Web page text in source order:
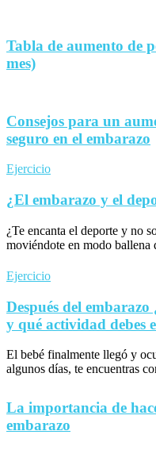
Tabla de aumento de
mes)
Consejos para un
seguro en el embarazo
Ejercicio
¿El embarazo y el
¿Te encanta el deporte y no
moviéndote en modo ballena
Ejercicio
Después del
y qué actividad debes
El bebé finalmente llegó y
algunos días, te encuentras
La importancia de
embarazo